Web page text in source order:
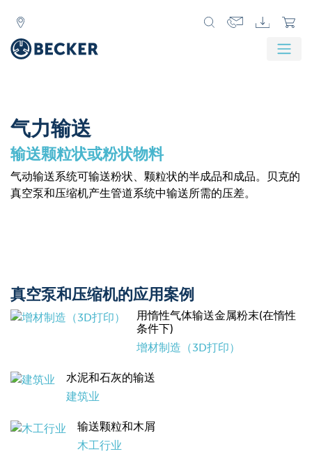
气力输送
输送颗粒状或粉状物料
气动输送系统可输送粉状、颗粒状的半成品和成品。贝克的
真空泵和压缩机产生管道系统中输送所需的压差。
真空泵和压缩机的应用案例
用惰性气体输送金属粉末(在惰性
条件下)
增材制造（3D打印）
水泥和石灰的输送
建筑业
输送颗粒和木屑
木工行业